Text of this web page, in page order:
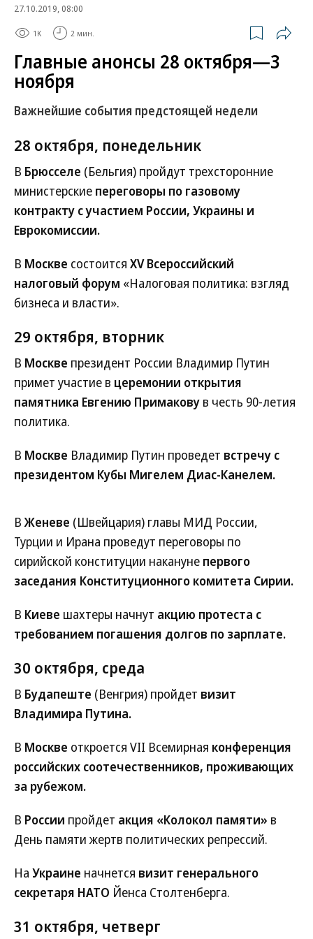
27.10.2019, 08:00
1K 2 мин.
Главные анонсы 28 октября—3
ноября
Важнейшие события предстоящей недели
28 октября, понедельник
В Брюсселе (Бельгия) пройдут трехсторонние
министерские переговоры по газовому
контракту с участием России, Украины и
Еврокомиссии.
В Москве состоится XV Всероссийский
налоговый форум «Налоговая политика: взгляд
бизнеса и власти».
29 октября, вторник
В Москве президент России Владимир Путин
примет участие в церемонии открытия
памятника Евгению Примакову в честь 90-летия
политика.
В Москве Владимир Путин проведет встречу с
президентом Кубы Мигелем Диас-Канелем.
ВЖеневе (Швейцария) главы МИД России,
Турции и Ирана проведут переговоры по
сирийской конституции накануне первого
заседания Конституционного комитета Сирии.
В Киеве шахтеры начнут акцию протеста с
требованием погашения долгов по зарплате.
30 октября, среда
В Будапеште (Венгрия) пройдет визит
Владимира Путина.
В Москве откроется VII Всемирная конференция
российских соотечественников, проживающих
за рубежом.
В России пройдет акция «Колокол памяти» в
День памяти жертв политических репрессий.
На Украине начнется визит генерального
секретаря НАТО Йенса Столтенберга.
31 октября, четверг